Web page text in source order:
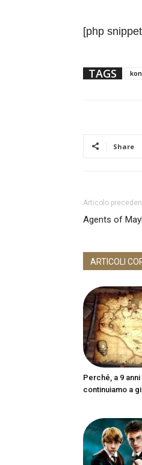
[php
TAGS
Share
Articolo
Agents of
ARTICOLI
Perché, a 9 anni
continuiamo a